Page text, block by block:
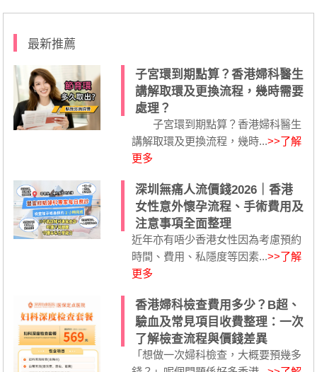
最新推薦
子宮環到期點算？香港婦科醫生
講解取環及更換流程，幾時需要
處理？
子宮環到期點算？香港婦科醫生
講解取環及更換流程，幾時...>>了解
更多
深圳無痛人流價錢2026｜香港
女性意外懷孕流程、手術費用及
注意事項全面整理
近年亦有唔少香港女性因為考慮預約
時間、費用、私隱度等因素...>>了解
更多
香港婦科檢查費用多少？B超、
驗血及常見項目收費整理：一次
了解檢查流程與價錢差異
「想做一次婦科檢查，大概要預幾多